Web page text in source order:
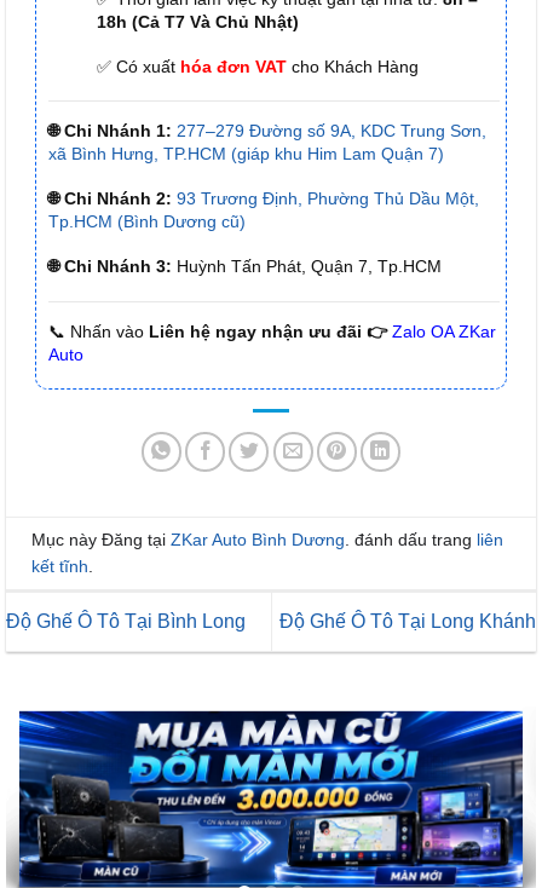
18h (Cả T7 Và Chủ Nhật)
✅ Có xuất hóa đơn VAT cho Khách Hàng
🌐 Chi Nhánh 1: 277–279 Đường số 9A, KDC Trung Sơn,
xã Bình Hưng, TP.HCM (giáp khu Him Lam Quận 7)
🌐 Chi Nhánh 2: 93 Trương Định, Phường Thủ Dầu Một,
Tp.HCM (Bình Dương cũ)
🌐 Chi Nhánh 3: Huỳnh Tấn Phát, Quận 7, Tp.HCM
📞 Nhấn vào Liên hệ ngay nhận ưu đãi 👉 Zalo OA ZKar
Auto
Mục này Đăng tại ZKar Auto Bình Dương . đánh dấu trang liên
kết tĩnh
Độ Ghế Ô Tô Tại Bình Long Độ Ghế Ô Tô Tại Long Khánh